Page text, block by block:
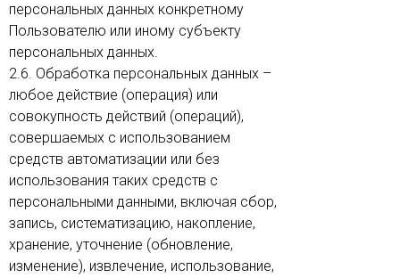
персональных данных конкретному
Пользователю или иному субъекту
персональных данных.
2.6. Обработка персональных данных –
любое действие (операция) или
совокупность действий (операций),
совершаемых с использованием
средств автоматизации или без
использования таких средств с
персональными данными, включая сбор,
запись, систематизацию, накопление,
хранение, уточнение (обновление,
изменение), извлечение, использование,